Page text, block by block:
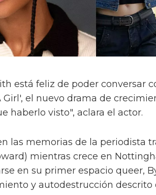
está feliz de poder conversar
Girl', el nuevo drama de
haberlo visto", aclara el actor.
las memorias de la periodista
mientras crece en
en su primer espacio queer,
y autodestrucción descrito